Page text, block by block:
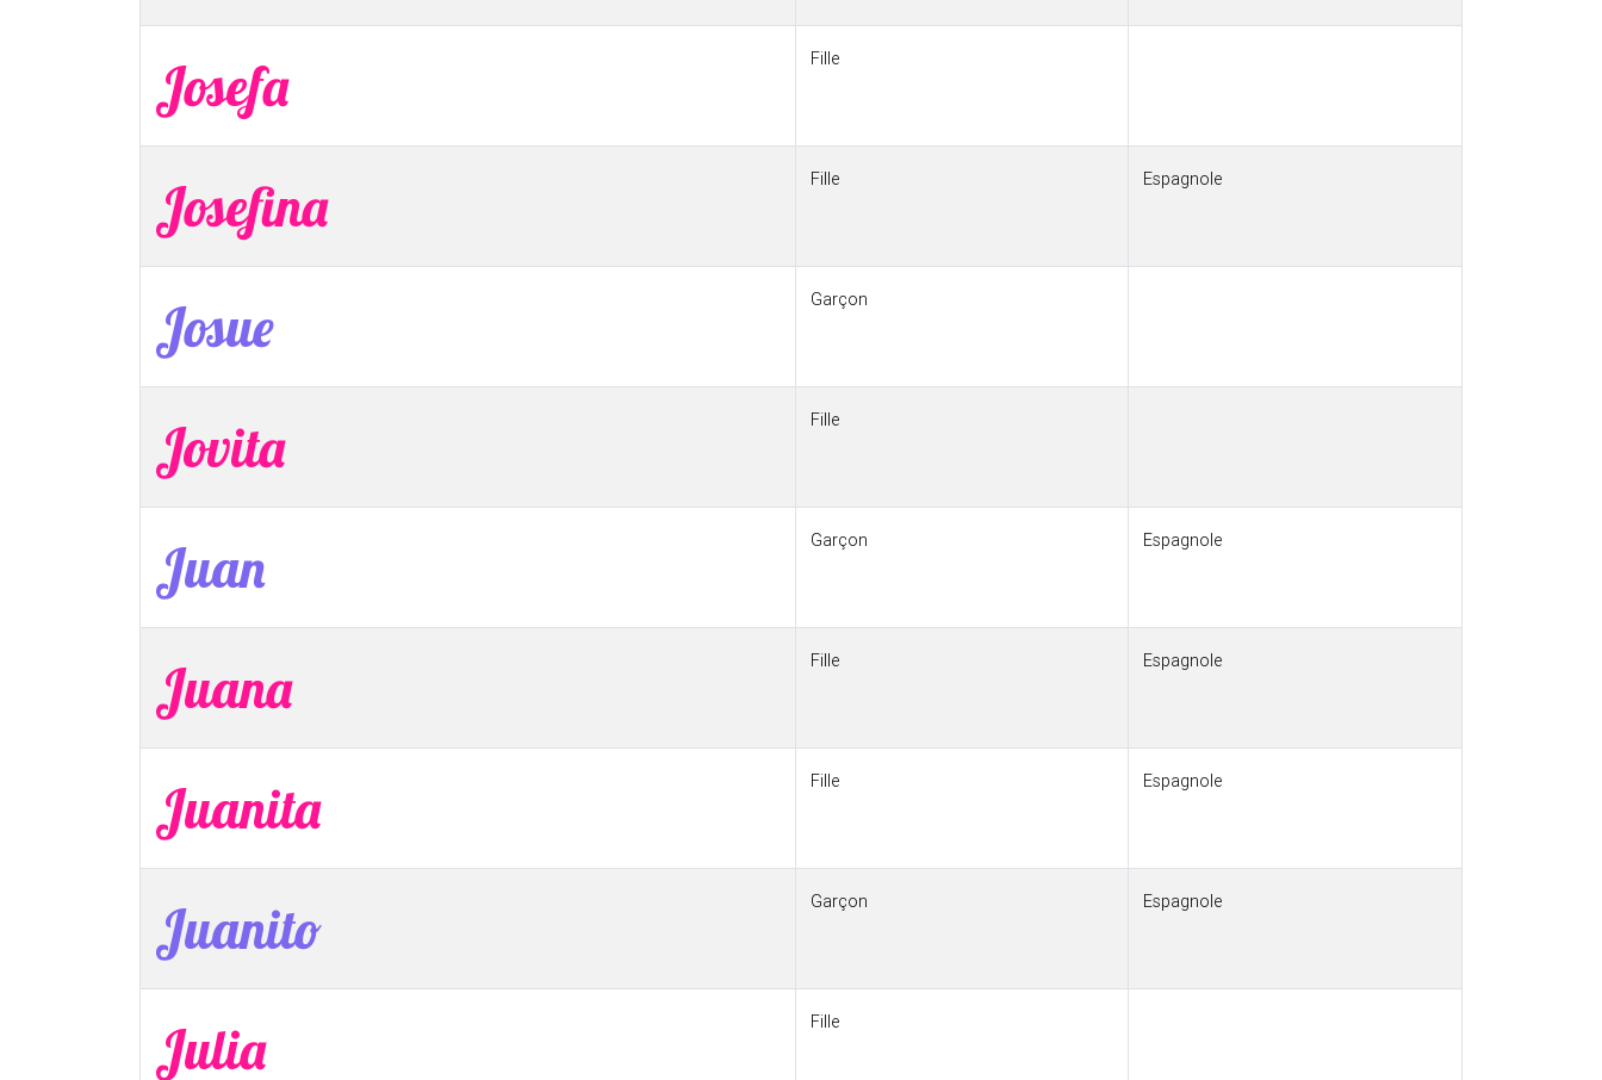
Josefa Fille
Josefina Fille Espagnole
Josue Garçon
Jovita Fille
Juan Garçon Espagnole
Juana Fille Espagnole
Juanita Fille Espagnole
Juanito Garçon Espagnole
Julia Fille